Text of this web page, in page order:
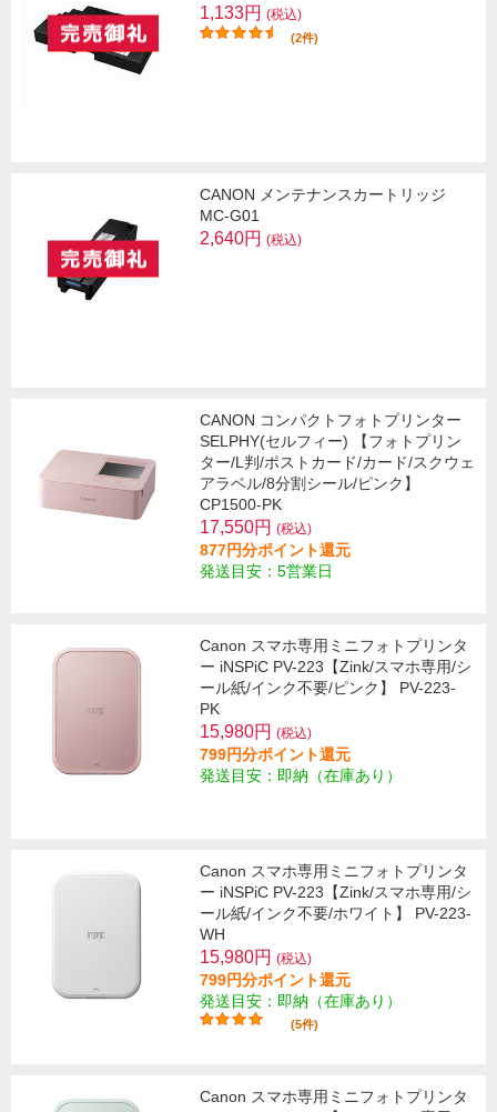
1,133円 (税込)
(2件)
CANON メンテナンスカートリッジ
MC-G01
2,640円 (税込)
CANON コンパクトフォトプリンター
SELPHY(セルフィー) 【フォトプリン
ター/L判/ポストカード/カード/スクウェ
アラベル/8分割シール/ピンク】
CP1500-PK
17,550円 (税込)
877円分ポイント還元
発送目安：5営業日
Canon スマホ専用ミニフォトプリンタ
ー iNSPiC PV-223【Zink/スマホ専用/シ
ール紙/インク不要/ピンク】 PV-223-
PK
15,980円 (税込)
799円分ポイント還元
発送目安：即納（在庫あり）
Canon スマホ専用ミニフォトプリンタ
ー iNSPiC PV-223【Zink/スマホ専用/シ
ール紙/インク不要/ホワイト】 PV-223-
WH
15,980円 (税込)
799円分ポイント還元
発送目安：即納（在庫あり）
(5件)
Canon スマホ専用ミニフォトプリンタ